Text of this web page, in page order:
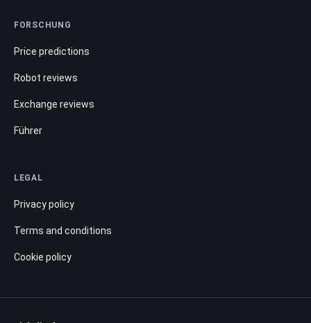
FORSCHUNG
Price predictions
Robot reviews
Exchange reviews
Führer
LEGAL
Privacy policy
Terms and conditions
Cookie policy